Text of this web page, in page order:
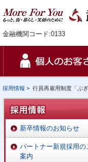
金融機関コード:0133
採用情報 > 行員再雇用制度「ぶ
新卒情報のお知らせ
パートナー新規採用の
案内